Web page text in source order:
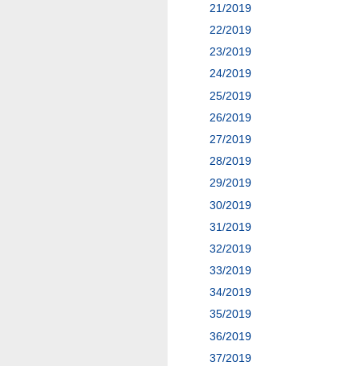
21/2019
22/2019
23/2019
24/2019
25/2019
26/2019
27/2019
28/2019
29/2019
30/2019
31/2019
32/2019
33/2019
34/2019
35/2019
36/2019
37/2019